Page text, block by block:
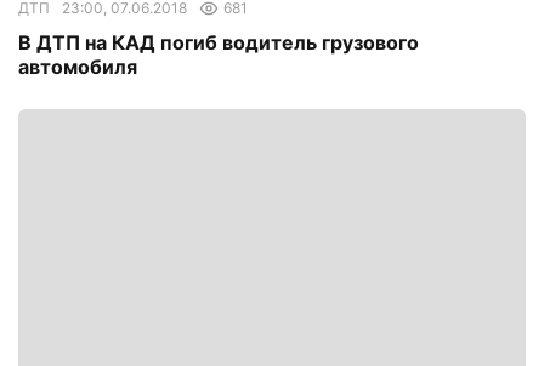
ДТП 23:00, 07.06.2018 681
В ДТП на КАД погиб водитель грузового
автомобиля